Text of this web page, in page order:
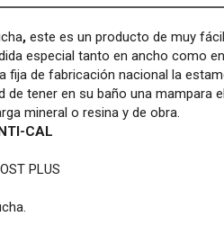
,este es un producto de muy
especial tanto en ancho como
de fabricación nacional la
tener en su baño una mampara
mineral o resina y de obra.
CAL
PLUS